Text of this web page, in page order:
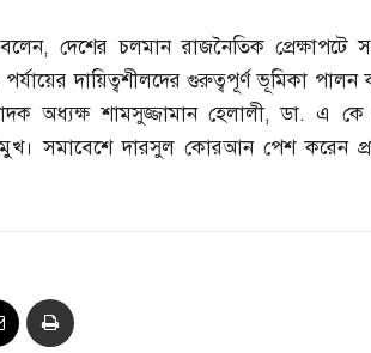
, দেশের চলমান রাজনৈতিক প্রেক্ষাপটে
দায়িত্বশীলদের গুরুত্বপূর্ণ ভূমিকা পালন
অধ্যক্ষ শামসুজ্জামান হেলালী,ডা.এ
সমাবেশে দারসুল কোরআন পেশ করেন